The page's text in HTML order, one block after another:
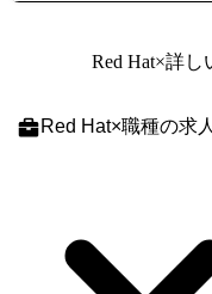
ティング会社とは一線を画
ションをおこすために
て社会に広めていくことを
ンと当社が掲げる理念体系
Red Hat×詳し
Red Hat×職種の求